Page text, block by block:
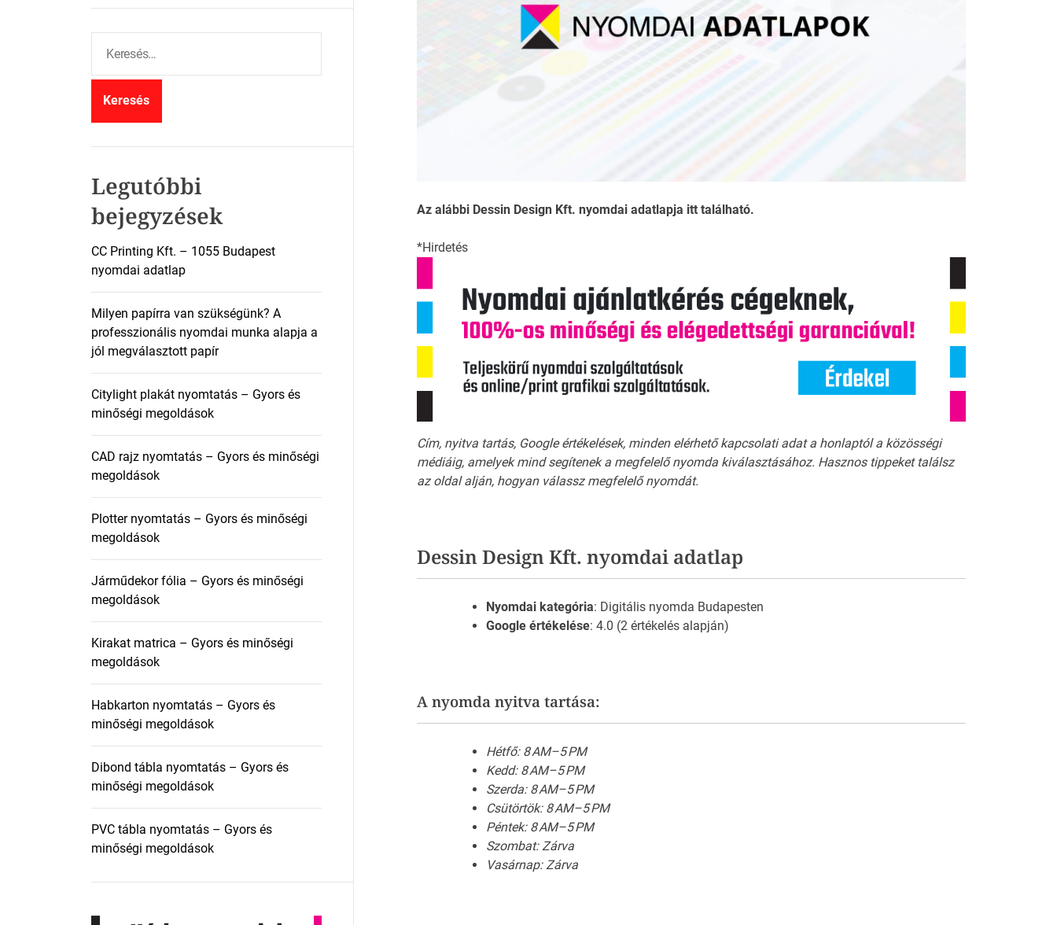
Az alábbi Dessin Design Kft. nyomdai adatlapja itt található.
*Hirdetés
Cím, nyitva tartás, Google értékelések, minden elérhető kapcsolati adat a honlaptól a közösségi
médiáig, amelyek mind segítenek a megfelelő nyomda kiválasztásához. Hasznos tippeket találsz
az oldal alján, hogyan válassz megfelelő nyomdát.
Dessin Design Kft. nyomdai adatlap
Nyomdai kategória: Digitális nyomda Budapesten
Google értékelése: 4.0 (2 értékelés alapján)
A nyomda nyitva tartása:
Hétfő: 8 AM–5 PM
Kedd: 8 AM–5 PM
Szerda: 8 AM–5 PM
Csütörtök: 8 AM–5 PM
Péntek: 8 AM–5 PM
Szombat: Zárva
Vasárnap: Zárva
r
Legutóbbi
bejegyzések
CC Printing Kft. – 1055 Budapest
nyomdai adatlap
Milyen papírra van szükségünk? A
professzionális nyomdai munka alapja a
jól megválasztott papír
Citylight plakát nyomtatás – Gyors és
minőségi megoldások
CAD rajz nyomtatás – Gyors és minőségi
megoldások
Plotter nyomtatás – Gyors és minőségi
megoldások
Járműdekor fólia – Gyors és minőségi
megoldások
Kirakat matrica – Gyors és minőségi
megoldások
Habkarton nyomtatás – Gyors és
minőségi megoldások
Dibond tábla nyomtatás – Gyors és
minőségi megoldások
PVC tábla nyomtatás – Gyors és
minőségi megoldások